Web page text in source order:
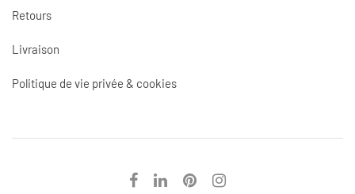
Retours
Livraison
Politique de vie privée & cookies